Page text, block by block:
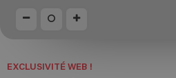
EXCLUSIVITÉ WEB !